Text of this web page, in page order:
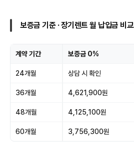
보증금 기준 · 장기렌트 월 납입금 비교
계약 기간 보증금 0%
24개월 상담 시 확인
36개월 4,621,900원
48개월 4,125,100원
60개월 3,756,300원